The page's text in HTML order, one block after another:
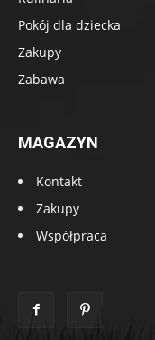
Pokój dla dziecka
Zakupy
Zabawa
MAGAZYN
Kontakt
Zakupy
Współpraca